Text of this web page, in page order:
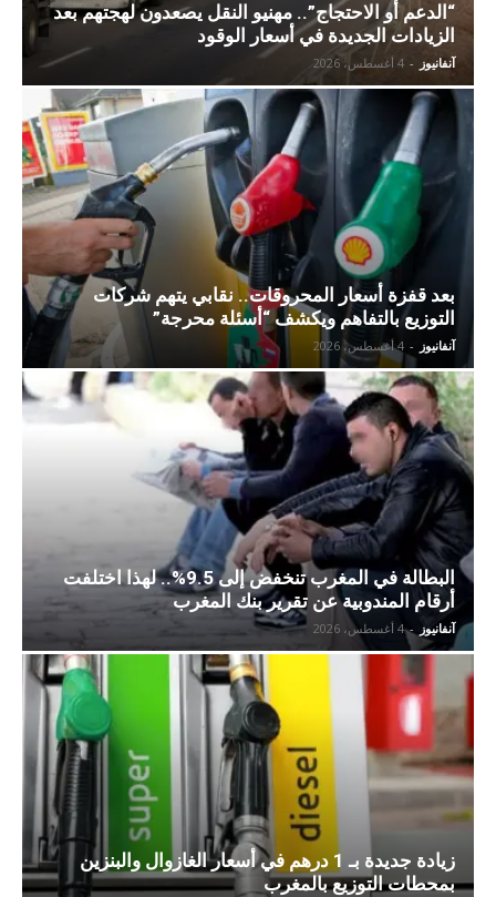
“الدعم أو الاحتجاج”.. مهنيو النقل يصعدون لهجتهم بعد
الزيادات الجديدة في أسعار الوقود
آنفانيوز - 4 أغسطس، 2026
بعد قفزة أسعار المحروقات.. نقابي يتهم شركات
التوزيع بالتفاهم ويكشف “أسئلة محرجة”
آنفانيوز - 4 أغسطس، 2026
البطالة في المغرب تنخفض إلى 9.5%.. لهذا اختلفت
أرقام المندوبية عن تقرير بنك المغرب
آنفانيوز - 4 أغسطس، 2026
زيادة جديدة بـ 1 درهم في أسعار الغازوال والبنزين
بمحطات التوزيع بالمغرب